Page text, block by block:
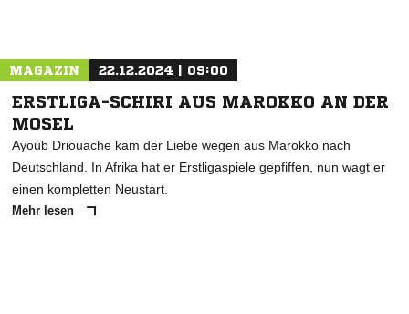
MAGAZIN 22.12.2024 | 09:00
ERSTLIGA-SCHIRI AUS MAROKKO AN DER
MOSEL
Ayoub Driouache kam der Liebe wegen aus Marokko nach
Deutschland. In Afrika hat er Erstligaspiele gepfiffen, nun wagt er
einen kompletten Neustart.
Mehr lesen